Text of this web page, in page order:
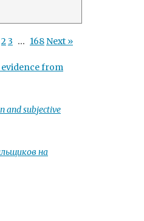
23 … 168 Next »
evidence from
and subjective
на